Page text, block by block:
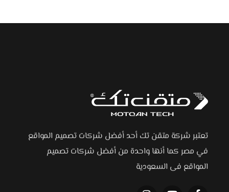
تعتبر شركة متقن تك أحد أفضل شركات تصميم المواقع
في مصر كما أنها واحدة من أفضل شركات تصميم
المواقع فى السعودية